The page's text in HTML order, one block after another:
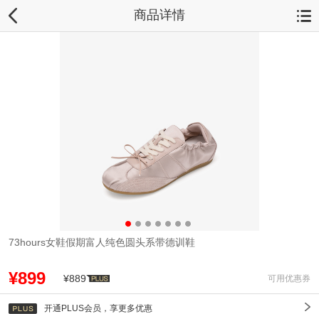
商品详情
73hours女鞋假期富人纯色圆头系带德训鞋
¥899 ¥889 可用优惠券
开通PLUS会员，享更多优惠